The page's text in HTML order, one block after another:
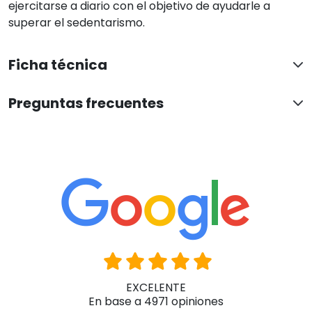
ejercitarse a diario con el objetivo de ayudarle a
superar el sedentarismo.
Ficha técnica
Preguntas frecuentes
EXCELENTE
En base a 4971 opiniones